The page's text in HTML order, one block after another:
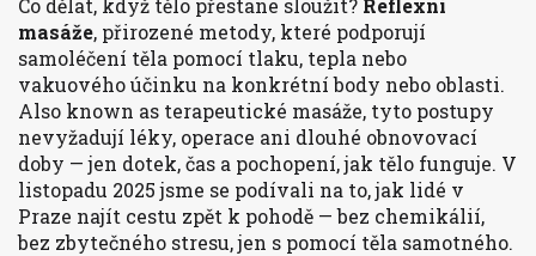
Co dělat, když tělo přestane sloužit? Reflexní
masáže, přirozené metody, které podporují
samoléčení těla pomocí tlaku, tepla nebo
vakuového účinku na konkrétní body nebo oblasti.
Also known as terapeutické masáže, tyto postupy
nevyžadují léky, operace ani dlouhé obnovovací
doby — jen dotek, čas a pochopení, jak tělo funguje. V
listopadu 2025 jsme se podívali na to, jak lidé v
Praze najít cestu zpět k pohodě — bez chemikálií,
bez zbytečného stresu, jen s pomocí těla samotného.